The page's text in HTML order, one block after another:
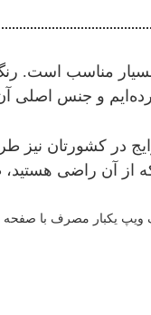
در کشورتان نیز